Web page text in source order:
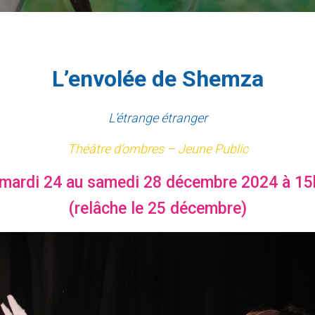
L’envolée de Shemza
L’étrange étranger
Théâtre d’ombres – Jeune Public
24 au samedi 28 décembre 2024 à
(relâche le 25 décembre)